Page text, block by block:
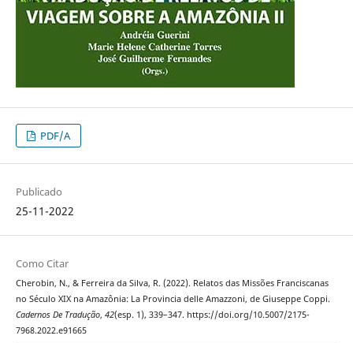
PDF/A
Publicado
25-11-2022
Como Citar
Cherobin, N., & Ferreira da Silva, R. (2022). Relatos das Missões Franciscanas
no Século XIX na Amazônia: La Provincia delle Amazzoni, de Giuseppe Coppi.
Cadernos De Tradução, 42(esp. 1), 339–347. https://doi.org/10.5007/2175-
7968.2022.e91665